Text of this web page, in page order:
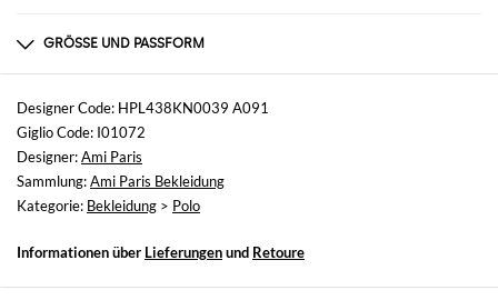
nicht verfügbar
GRÖSSE UND PASSFORM
Größen
nicht verfügbar
Größe und Passform
Normale Passform
Designer Code: HPL438KN0039 A091
Giglio Code: I01072
Designer:Ami Paris
Sammlung:Ami Paris Bekleidung
Kategorie: Bekleidung > Polo
Informationen über Lieferungenund Retoure